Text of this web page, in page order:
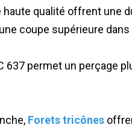
qualité offrent une
coupe supérieure
637 permet un perçage
Forets tricônes